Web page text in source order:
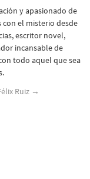
y apasionado de
con el misterio desde
escritor novel,
incansable de
todo aquel que sea
Ruiz →